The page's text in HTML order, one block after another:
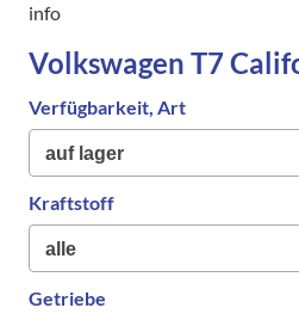
info
Volkswagen T7
Verfügbarkeit, Art
Kraftstoff
Getriebe